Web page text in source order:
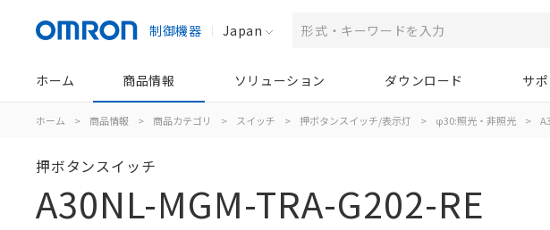
制御機器 Japan
ホーム 商品情報 ソリューション ダウンロード サ
ホーム > 商品情報 > 商品カテゴリ > スイッチ > 押ボタンスイッチ/表示灯 > φ30:照光・非照光 >
押ボタンスイッチ
A30NL-MGM-TRA-G202-RE